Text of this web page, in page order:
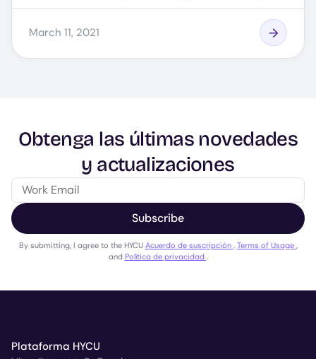
March 11, 2021
Obtenga las últimas novedades
y actualizaciones
Subscribe
By submitting, I agree to the HYCU Acuerdo de suscripción Terms of Usage
and Política de privacidad
Plataforma HYCU